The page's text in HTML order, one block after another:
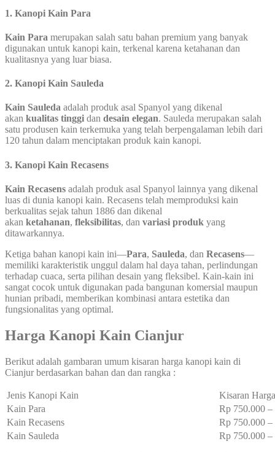
1. Kanopi Kain Para
Kain Para merupakan salah satu bahan premium yang banyak
digunakan untuk kanopi kain, terkenal karena ketahanan dan
kualitasnya yang luar biasa.
2. Kanopi Kain Sauleda
Kain Sauleda adalah produk asal Spanyol yang dikenal
akan kualitas tinggi dan desain elegan. Sauleda merupakan salah
satu produsen kain terkemuka yang telah berpengalaman lebih dari
120 tahun dalam menciptakan produk kain kanopi.
3. Kanopi Kain Recasens
Kain Recasens adalah produk asal Spanyol lainnya yang dikenal
luas di dunia kanopi kain. Recasens telah memproduksi kain
berkualitas sejak tahun 1886 dan dikenal
akan ketahanan, fleksibilitas, dan variasi produk yang
ditawarkannya.
Ketiga bahan kanopi kain ini—Para, Sauleda, dan Recasens—
memiliki karakteristik unggul dalam hal daya tahan, perlindungan
terhadap cuaca, serta pilihan desain yang fleksibel. Kain-kain ini
sangat cocok untuk digunakan pada bangunan komersial maupun
hunian pribadi, memberikan kombinasi antara estetika dan
fungsionalitas yang optimal.
Harga Kanopi Kain Cianjur
Berikut adalah gambaran umum kisaran harga kanopi kain di
Cianjur berdasarkan bahan dan dan rangka :
Jenis Kanopi Kain
Kisaran
Kain Para
Rp 750.000
Kain Recasens
Rp 750.000
Kain Sauleda
Rp 750.000